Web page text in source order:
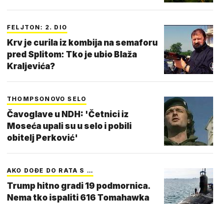
FELJTON: 2. DIO
Krv je curila iz kombija na semaforu
pred Splitom: Tko je ubio Blaža
Kraljevića?
THOMPSONOVO SELO
Čavoglave u NDH: 'Četnici iz
Moseća upali su u selo i pobili
obitelj Perković'
AKO DOĐE DO RATA S …
Trump hitno gradi 19 podmornica.
Nema tko ispaliti 616 Tomahawka